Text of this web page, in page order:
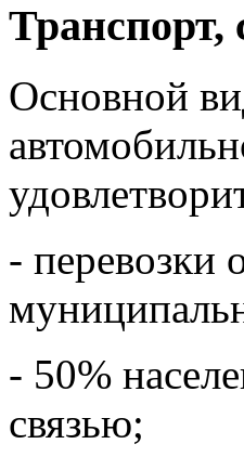
Транспорт,
Основной
-
- 50%
связью;